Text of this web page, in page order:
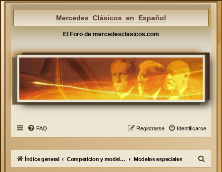
Mercedes Clásicos en Español
El Foro de mercedesclasicos.com
FAQ Identificarse
Registrarse
Índice general Competicion y modelos especiales Modelos especiales